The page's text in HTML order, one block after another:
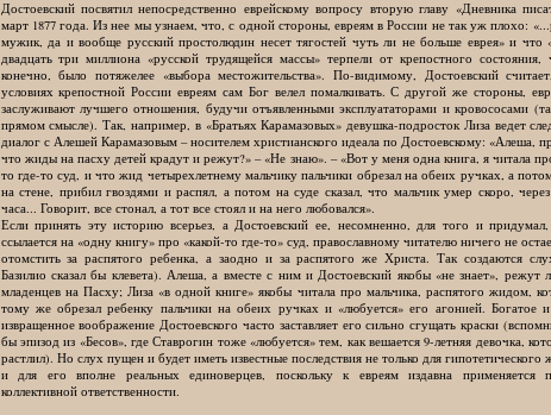
Достоевский посвятил непосредственно еврейскому вопросу вторую главу «Дневника
март 1877 года. Из нее мы узнаем, что, с одной стороны, евреям в России не так уж плохо:
мужик, да и вообще русский простолюдин несет тягостей чуть ли не больше еврея» и что
двадцать три миллиона «русской трудящейся массы» терпели от крепостного
конечно, было потяжелее «выбора местожительства». По-видимому, Достоевский
условиях крепостной России евреям сам Бог велел помалкивать. С другой же стороны,
заслуживают лучшего отношения, будучи отъявленными эксплуататорами и кровососами
прямом смысле). Так, например, в «Братьях Карамазовых» девушка-подросток Лиза ведет
диалог с Алешей Карамазовым – носителем христианского идеала по Достоевскому: «Алеша,
что жиды на пасху детей крадут и режут?» – «Не знаю». – «Вот у меня одна книга, я читала
то где-то суд, и что жид четырехлетнему мальчику пальчики обрезал на обеих ручках, а
на стене, прибил гвоздями и распял, а потом на суде сказал, что мальчик умер скоро,
часа... Говорит, все стонал, а тот все стоял и на него любовался».
Если принять эту историю всерьез, а Достоевский ее, несомненно, для того и
ссылается на «одну книгу» про «какой-то где-то» суд, православному читателю ничего не
отомстить за распятого ребенка, а заодно и за распятого же Христа. Так создаются
Базилио сказал бы клевета). Алеша, а вместе с ним и Достоевский якобы «не знает», режут
младенцев на Пасху; Лиза «в одной книге» якобы читала про мальчика, распятого жидом,
тому же обрезал ребенку пальчики на обеих ручках и «любуется» его агонией. Богатое
извращенное воображение Достоевского часто заставляет его сильно сгущать краски
бы эпизод из «Бесов», где Ставрогин тоже «любуется» тем, как вешается 9-летняя девочка,
растлил). Но слух пущен и будет иметь известные последствия не только для гипотетического
и для его вполне реальных единоверцев, поскольку к евреям издавна применяется
коллективной ответственности.